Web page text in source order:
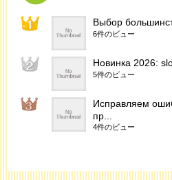
Выбор
6件のビュー
Новинка 2026:
5件のビュー
Исправляем
пр...
4件のビュー